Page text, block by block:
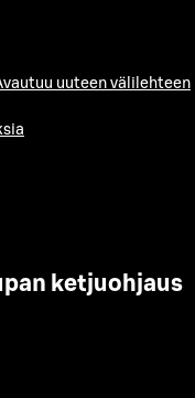
uuteen välilehteen
ketjuohjaus